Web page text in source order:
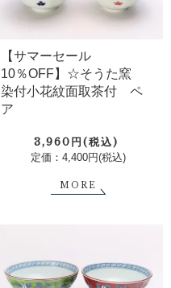
【サマーセール
10％OFF】☆そうた窯
染付小花紋面取茶付 ペ
ア
3,960円(税込)
定価：4,400円(税込)
MORE